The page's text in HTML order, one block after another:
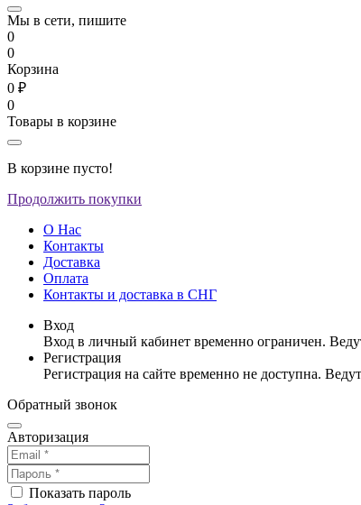
Мы в сети, пишите
0
0
Корзина
0 ₽
0
Товары в корзине
В корзине пусто!
Продолжить покупки
О Нас
Контакты
Доставка
Оплата
Контакты и доставка в СНГ
Вход
Вход в личный кабинет временно ограничен.
Регистрация
Регистрация на сайте временно не доступна.
Обратный звонок
Авторизация
Показать пароль